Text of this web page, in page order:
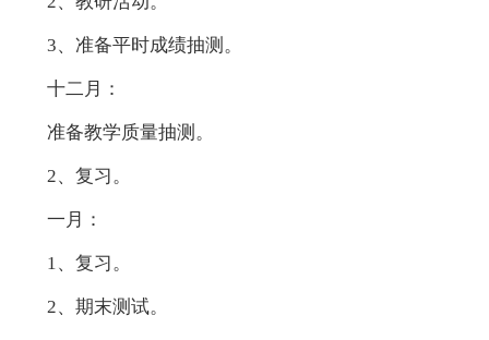
3、准备平时成绩抽测。
十二月：
准备教学质量抽测。
2、复习。
一月：
1、复习。
2、期末测试。